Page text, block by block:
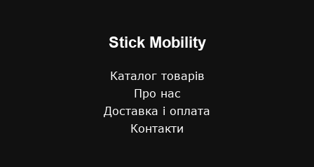
Stick Mobility
Каталог товарів
Про нас
Доставка і оплата
Контакти